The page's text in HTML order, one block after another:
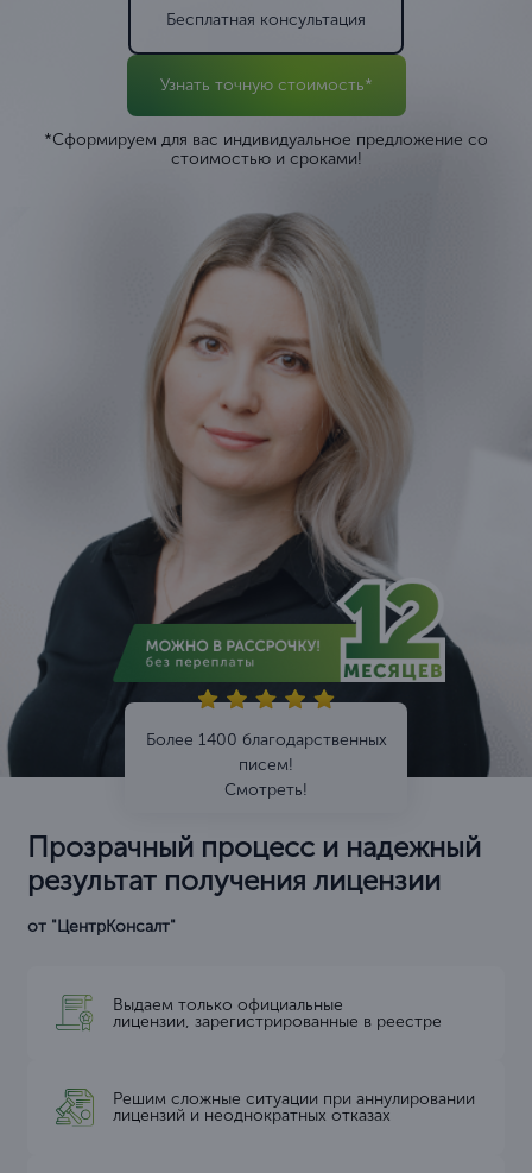
Бесплатная консультация
Узнать точную стоимость*
*Сформируем для вас индивидуальное предложение со
стоимостью и сроками!
Более 1400 благодарственных
писем!
Смотреть!
Прозрачный процесс и надежный
результат получения лицензии
от "ЦентрКонсалт"
Выдаем только официальные
лицензии, зарегистрированные в реестре
Решим сложные ситуации при аннулировании
лицензий и неоднократных отказах